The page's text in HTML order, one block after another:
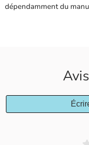
dépendamment du